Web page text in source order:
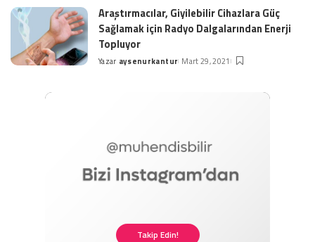
Araştırmacılar, Giyilebilir Cihazlara Güç
Sağlamak için Radyo Dalgalarından Enerji
Topluyor
Posted
Yazar aysenurkantur Mart 29, 2021
Takip Edin!